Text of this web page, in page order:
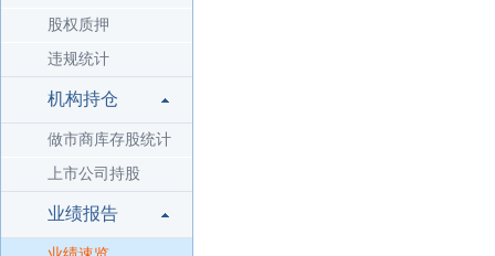
股权质押
违规统计
机构持仓
做市商库存股统计
上市公司持股
业绩报告